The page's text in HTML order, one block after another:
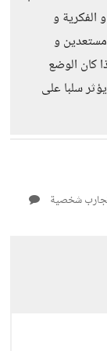
الفكرية و
و
كان الوضع
سلبا على
شخصية